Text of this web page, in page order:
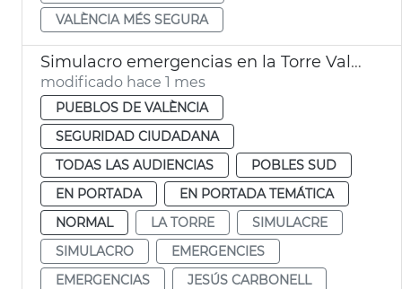
VALÈNCIA MÉS SEGURA
Simulacro emergencias en la Torre València
modificado hace 1 mes
PUEBLOS DE VALÈNCIA
SEGURIDAD CIUDADANA
TODAS LAS AUDIENCIAS
POBLES SUD
EN PORTADA
EN PORTADA TEMÁTICA
NORMAL
LA TORRE
SIMULACRE
SIMULACRO
EMERGENCIES
EMERGENCIAS
JESÚS CARBONELL